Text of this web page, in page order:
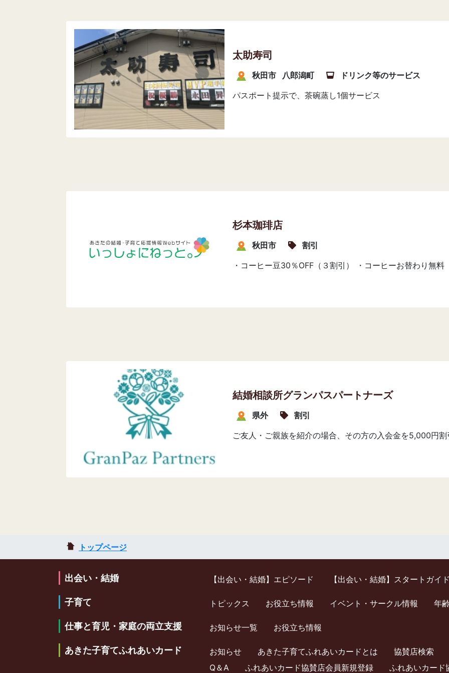
太助寿司
秋田市 八郎潟町
ドリンク等のサービス
パスポート提示で、茶碗蒸し1個サービス
杉本珈琲店
秋田市
割引
・コーヒー豆30％OFF（３割引） ・コーヒーお替わり無料
結婚相談所グランパスパートナーズ
県外
割引
ご友人・ご親族を紹介の場合、その方の入会金を5,000円割
トップページ
出会い・結婚 【出会い・結婚】エピソード 【出会い・結婚】スタートガイ
子育て トピックス お役立ち情報 イベント・サークル情報 年
仕事と育児・家庭の両立支援 お知らせ一覧 お役立ち情報
あきた子育てふれあいカード お知らせ あきた子育てふれあいカードとは
協賛店検索
Q＆A
ふれあいカード協賛店会員新規登録 ふれあいカード